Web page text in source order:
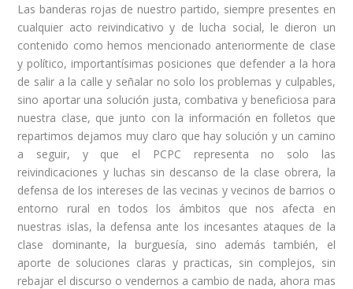
Las banderas rojas de nuestro partido, siempre presentes en
cualquier acto reivindicativo y de lucha social, le dieron un
contenido como hemos mencionado anteriormente de clase
y político, importantísimas posiciones que defender a la hora
de salir a la calle y señalar no solo los problemas y culpables,
sino aportar una solución justa, combativa y beneficiosa para
nuestra clase, que junto con la información en folletos que
repartimos dejamos muy claro que hay solución y un camino
a seguir, y que el PCPC representa no solo las
reivindicaciones y luchas sin descanso de la clase obrera, la
defensa de los intereses de las vecinas y vecinos de barrios o
entorno rural en todos los ámbitos que nos afecta en
nuestras islas, la defensa ante los incesantes ataques de la
clase dominante, la burguesía, sino además también, el
aporte de soluciones claras y practicas, sin complejos, sin
rebajar el discurso o vendernos a cambio de nada, ahora mas